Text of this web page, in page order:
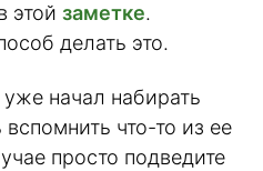
этой заметке.
делать это.
уже начал набирать
что-то из ее
просто подведите